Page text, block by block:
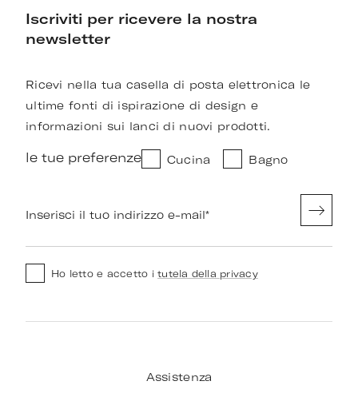
Iscriviti per ricevere la nostra
newsletter
Ricevi nella tua casella di posta elettronica le
ultime fonti di ispirazione di design e
informazioni sui lanci di nuovi prodotti.
le tue preferenze Cucina Bagno
Inserisci il tuo indirizzo e-mail*
Ho letto e accetto itutela della privacy
Assistenza